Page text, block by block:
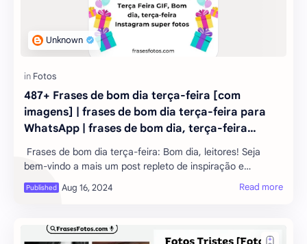
487+ Frases de bom dia terça-feira [com
imagens] | frases de bom dia terça-feira para
WhatsApp | frases de bom dia, terça-feira
motivacional | Bom dia, Terça Feira GIF | Bom
dia, terça-feira Instagram super fotos
Frases de bom dia terça-feira: Bom dia, leitores! Seja
bem-vindo a mais um post repleto de inspiração e
positividade. Hoje, exploremos algumas “Frases de bom
dia terça-feira” para começar o